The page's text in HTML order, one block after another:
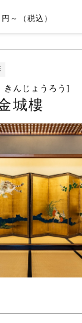
円～（税込）
きんじょうろう]
城樓